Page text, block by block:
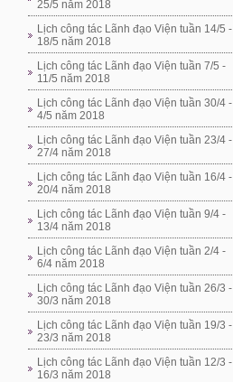
25/5 năm 2018
Lịch công tác Lãnh đạo Viện tuần 14/5 -
18/5 năm 2018
Lịch công tác Lãnh đạo Viện tuần 7/5 -
11/5 năm 2018
Lịch công tác Lãnh đạo Viện tuần 30/4 -
4/5 năm 2018
Lịch công tác Lãnh đạo Viện tuần 23/4 -
27/4 năm 2018
Lịch công tác Lãnh đạo Viện tuần 16/4 -
20/4 năm 2018
Lịch công tác Lãnh đạo Viện tuần 9/4 -
13/4 năm 2018
Lịch công tác Lãnh đạo Viện tuần 2/4 -
6/4 năm 2018
Lịch công tác Lãnh đạo Viện tuần 26/3 -
30/3 năm 2018
Lịch công tác Lãnh đạo Viện tuần 19/3 -
23/3 năm 2018
Lịch công tác Lãnh đạo Viện tuần 12/3 -
16/3 năm 2018